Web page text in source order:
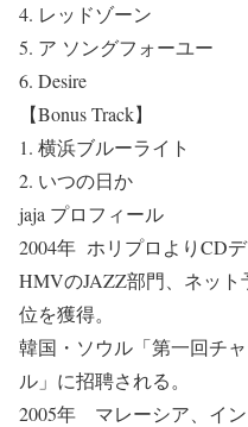
4. レッドゾーン
5. ア ソングフォーユー
6. Desire
【Bonus Track】
1. 横浜ブルーライト
2. いつの日か
jaja プロフィール
2004年 ホリプロよりCDデ
HMVのJAZZ部門、ネット
位を獲得。
韓国・ソウル「第一回チ
ル」に招聘される。
2005年 マレーシア、イ